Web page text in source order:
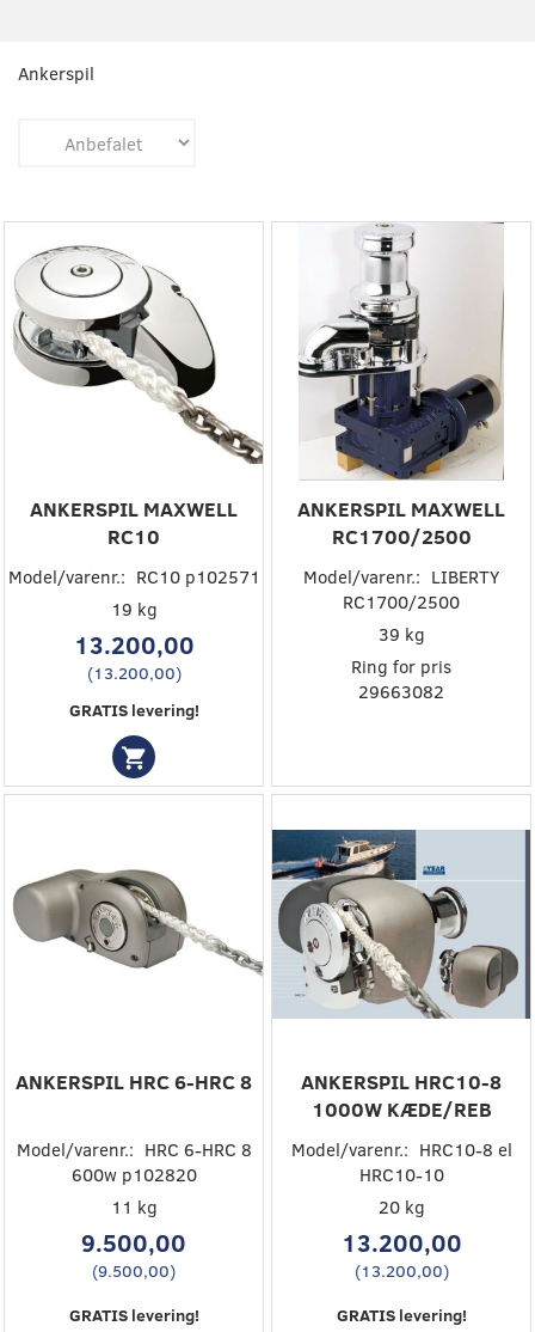
Ankerspil
ANKERSPIL MAXWELL
RC10
Model/varenr.: RC10 p102571
19 kg
13.200,00
(13.200,00)
GRATIS levering!
ANKERSPIL MAXWELL
RC1700/2500
Model/varenr.: LIBERTY
RC1700/2500
39 kg
Ring for pris
29663082
ANKERSPIL HRC 6-HRC 8
Model/varenr.: HRC 6-HRC 8
600w p102820
11 kg
9.500,00
(9.500,00)
GRATIS levering!
ANKERSPIL HRC10-8
1000W KÆDE/REB
Model/varenr.: HRC10-8 el
HRC10-10
20 kg
13.200,00
(13.200,00)
GRATIS levering!